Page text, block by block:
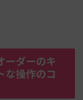
ーダーのキ
な操作のコ